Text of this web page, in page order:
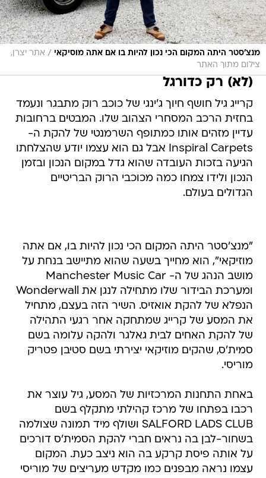
מנצ'סטר היתה המקום הכי נכון להיות בו אם אתה מוסיקאי / אתר יצרן,
צילום מתוך האתר
(לא) רק כדורגל
קרייג גיל חושף חיוך ג'ינגי של כוכב רוק מתבגר ונעמד
בחזית הרכב המסחרי הצהוב שלו. המבטים ברחובות
עדיין מזהים אותו כמתופף השרמנטי של להקת ה-
Inspiral Carpets אבל גם הוא עצמו יודע שהצלחתו
הגיעה בזכות העובדה שהוא גדל במקום הנכון ובזמן
הנכון ולידו צמחו כמה מכוכבי הרוק הבריטיים
הגדולים בעולם.
"מנצ'סטר היתה המקום הכי נכון להיות בו, אם אתה
מוזיקאי", הוא מחייך בשעה שהוא מתיישב בנחת על
מושב הנהג של ה- Manchester Music Car
ומערכת הבידור שלו מתחילה לנגן את Wonderwall
הנפלא של להקת אואזיס. השיר הזה בעצם, מתחיל
את המסע של קרייג שמתחקה אחר רגעי התהילה
של להקת האחים לבית גאלגר ולהקה עלומה בשם
סמית'ס, שהקים מוזיקאי יצירתי בשם סטיבן פטריק
מוריסי.
באחת התחנות המרכזיות של המסע, גיל עוצר את
רכבו בפתחו של מרכז קהילתי מתקלף בשם
SALFORD LADS CLUB ושולף מיד תמונה שצולמה
בשחור-לבן בה נראים חברי להקת הסמית'ס דורכים
על אותה פיסת קרקע בה הוא ניצב כעת. המקום
עצמו נראה מבפנים כמו מקדש מעריצים של מוריסי